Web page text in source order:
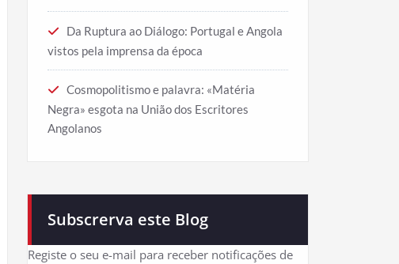
Da Ruptura ao Diálogo: Portugal e Angola
vistos pela imprensa da época
Cosmopolitismo e palavra: «Matéria
Negra» esgota na União dos Escritores
Angolanos
Subscrerva este Blog
Registe o seu e-mail para receber notificações de